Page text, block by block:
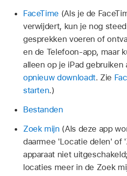
FaceTime (Als je de
verwijdert, kun je nog
gesprekken voeren of
en de Telefoon-app, maar
alleen op je iPad gebruiken
opnieuw downloadt. Zie
starten.)
Bestanden
Zoek mijn (Als deze app
daarmee 'Locatie delen' of
apparaat niet
locaties meer in de Zoek